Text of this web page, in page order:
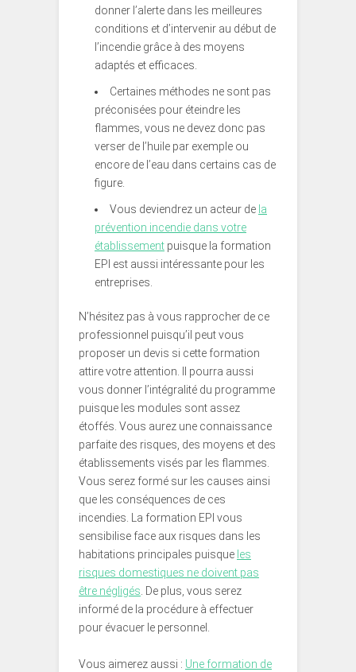
donner l’alerte dans les meilleures
conditions et d’intervenir au début de
l’incendie grâce à des moyens
adaptés et efficaces.
Certaines méthodes ne sont pas
préconisées pour éteindre les
flammes, vous ne devez donc pas
verser de l’huile par exemple ou
encore de l’eau dans certains cas de
figure.
Vous deviendrez un acteur de la
prévention incendie dans votre
établissement puisque la formation
EPI est aussi intéressante pour les
entreprises.
N’hésitez pas à vous rapprocher de ce
professionnel puisqu’il peut vous
proposer un devis si cette formation
attire votre attention. Il pourra aussi
vous donner l’intégralité du programme
puisque les modules sont assez
étoffés. Vous aurez une connaissance
parfaite des risques, des moyens et des
établissements visés par les flammes.
Vous serez formé sur les causes ainsi
que les conséquences de ces
incendies. La formation EPI vous
sensibilise face aux risques dans les
habitations principales puisque les
risques domestiques ne doivent pas
être négligés . De plus, vous serez
informé de la procédure à effectuer
pour évacuer le personnel.
Vous aimerez aussi : Une formation de